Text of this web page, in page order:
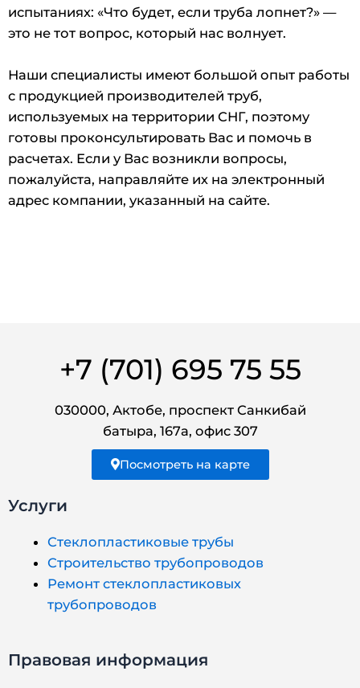
испытаниях: «Что будет, если труба лопнет?» —
это не тот вопрос, который нас волнует.
Наши специалисты имеют большой опыт работы
с продукцией производителей труб,
используемых на территории СНГ, поэтому
готовы проконсультировать Вас и помочь в
расчетах. Если у Вас возникли вопросы,
пожалуйста, направляйте их на электронный
адрес компании, указанный на сайте.
+7 (701) 695 75 55
030000, Актобе, проспект Санкибай
батыра, 167а, офис 307
Посмотреть на карте
Услуги
Стеклопластиковые трубы
Строительство трубопроводов
Ремонт стеклопластиковых
трубопроводов
Правовая информация